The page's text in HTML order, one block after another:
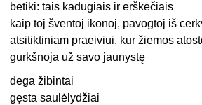
betiki: tais kadugiais ir erškėčiais
kaip toj šventoj ikonoj, pavogtoj iš
atsitiktiniam praeiviui, kur žiemos
gurkšnoja už savo jaunystę
dega žibintai
gęsta saulėlydžiai